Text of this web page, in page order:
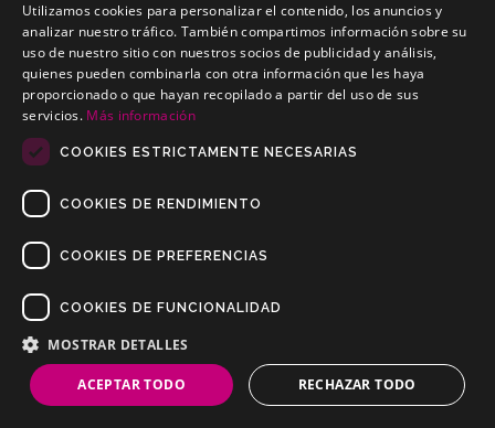
Kits electricos económicos para RENAULT 5 Turismo
Copyrights © 2019 Todos los Derechos Reservados Dilusur, S.L.
Condiciones de Venta /
Política de Privacidad
/Política de Cookies
SPANISH
PORTUGUESE
Utilizamos cookies para personalizar el contenido, los anuncios y
analizar nuestro tráfico. También compartimos información sobre su
uso de nuestro sitio con nuestros socios de publicidad y análisis,
quienes pueden combinarla con otra información que les haya
proporcionado o que hayan recopilado a partir del uso de sus
servicios. Más información
COOKIES ESTRICTAMENTE NECESARIAS
COOKIES DE RENDIMIENTO
COOKIES DE PREFERENCIAS
COOKIES DE FUNCIONALIDAD
MOSTRAR DETALLES
ACEPTAR TODO RECHAZAR TODO